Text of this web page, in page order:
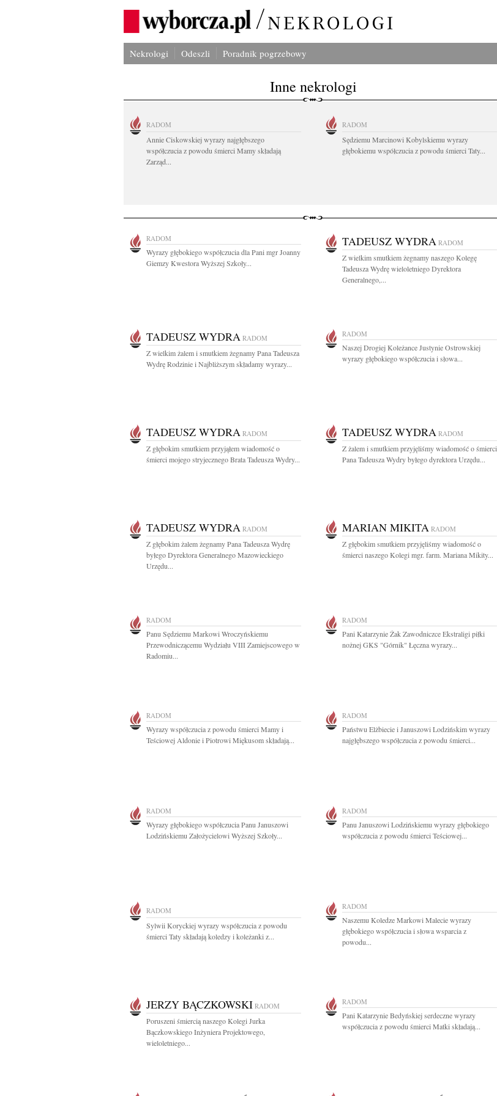
Nekrologi Odeszli Poradnik pogrzebowy
Inne nekrologi
RADOM
Annie Ciskowskiej wyrazy najgłębszego
współczucia z powodu śmierci Mamy składają
Zarząd...
RADOM
Sędziemu Marcinowi Kobylskiemu wyrazy
głębokiemu współczucia z powodu śmierci Taty...
RADOM
Wyrazy głębokiego współczucia dla Pani mgr Joanny
Giemzy Kwestora Wyższej Szkoły...
TADEUSZ WYDRA RADOM
Z wielkim smutkiem żegnamy naszego Kolegę
Tadeusza Wydrę wieloletniego Dyrektora
Generalnego,...
TADEUSZ WYDRA RADOM
Z wielkim żalem i smutkiem żegnamy Pana Tadeusza
Wydrę Rodzinie i Najbliższym składamy wyrazy...
RADOM
Naszej Drogiej Koleżance Justynie Ostrowskiej
wyrazy głębokiego współczucia i słowa...
TADEUSZ WYDRA RADOM
Z głębokim smutkiem przyjąłem wiadomość o
śmierci mojego stryjecznego Brata Tadeusza Wydry...
TADEUSZ WYDRA RADOM
Z żalem i smutkiem przyjęliśmy wiadomość o śmierci
Pana Tadeusza Wydry byłego dyrektora Urzędu...
TADEUSZ WYDRA RADOM
Z głębokim żalem żegnamy Pana Tadeusza Wydrę
byłego Dyrektora Generalnego Mazowieckiego
Urzędu...
MARIAN MIKITA RADOM
Z głębokim smutkiem przyjęliśmy wiadomość o
śmierci naszego Kolegi mgr. farm. Mariana Mikity...
RADOM
Panu Sędziemu Markowi Wroczyńskiemu
Przewodniczącemu Wydziału VIII Zamiejscowego w
Radomiu...
RADOM
Pani Katarzynie Żak Zawodniczce Ekstraligi piłki
nożnej GKS "Górnik" Łęczna wyrazy...
RADOM
Wyrazy współczucia z powodu śmierci Mamy i
Teściowej Aldonie i Piotrowi Miękusom składają...
RADOM
Państwu Elżbiecie i Januszowi Lodzińskim wyrazy
najgłębszego współczucia z powodu śmierci...
RADOM
Wyrazy głębokiego współczucia Panu Januszowi
Lodzińskiemu Założycielowi Wyższej Szkoły...
RADOM
Panu Januszowi Lodzińskiemu wyrazy głębokiego
współczucia z powodu śmierci Teściowej...
RADOM
Sylwii Koryckiej wyrazy współczucia z powodu
śmierci Taty składają koledzy i koleżanki z...
RADOM
Naszemu Koledze Markowi Malecie wyrazy
głębokiego współczucia i słowa wsparcia z
powodu...
JERZY BĄCZKOWSKI RADOM
Poruszeni śmiercią naszego Kolegi Jurka
Bączkowskiego Inżyniera Projektowego,
wieloletniego...
RADOM
Pani Katarzynie Bedyńskiej serdeczne wyrazy
współczucia z powodu śmierci Matki składają...